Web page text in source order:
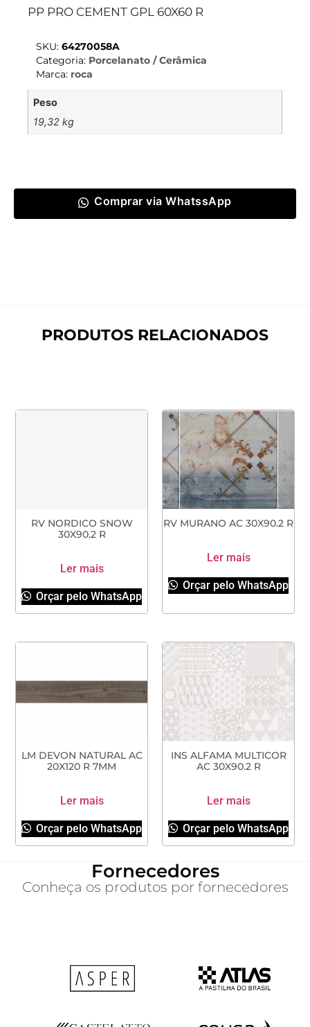
PP PRO CEMENT GPL 60X60 R
SKU: 64270058A
Categoria: Porcelanato / Cerâmica
Marca: roca
Peso
19,32 kg
Comprar via WhatssApp
PRODUTOS RELACIONADOS
RV NORDICO SNOW
30X90.2 R
Ler mais
Orçar pelo WhatsApp
RV MURANO AC 30X90.2 R
Ler mais
Orçar pelo WhatsApp
LM DEVON NATURAL AC
20X120 R 7MM
Ler mais
Orçar pelo WhatsApp
INS ALFAMA MULTICOR
AC 30X90.2 R
Ler mais
Orçar pelo WhatsApp
Fornecedores
Conheça os produtos por fornecedores